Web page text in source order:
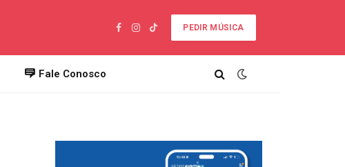
Facebook
Instagram
TikTok
PEDIR MÚSICA
Fale Conosco